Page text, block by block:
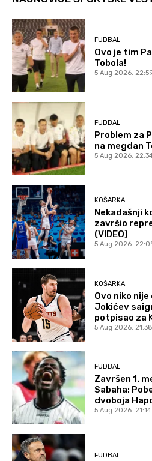
FUDBAL
Ovo je tim
Tobola!
5 Aug 2026.
FUDBAL
Problem za
na megdan
5 Aug 2026. 22:34
KOŠARKA
Nekadašnji
završio
(VIDEO)
5 Aug 2026.
KOŠARKA
Ovo niko
Jokićev
potpisao za
5 Aug 2026. 21:38
FUDBAL
Završen 1.
Sabaha:
dvoboja
5 Aug 2026. 21:14
FUDBAL